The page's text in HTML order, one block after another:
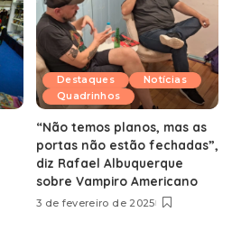
Destaques
Notícias
Quadrinhos
“Não temos planos, mas as
portas não estão fechadas”,
diz Rafael Albuquerque
sobre Vampiro Americano
3 de fevereiro de 2025